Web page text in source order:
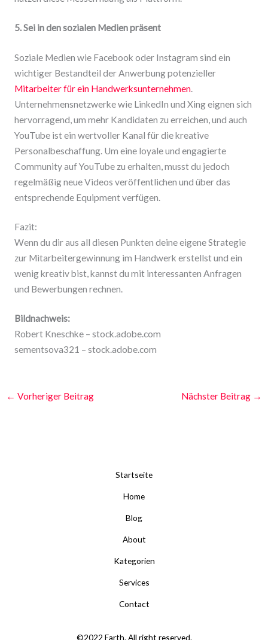
5. Sei in den sozialen Medien präsent
Soziale Medien wie Facebook oder Instagram sind ein
wichtiger Bestandteil der Anwerbung potenzieller
Mitarbeiter für ein Handwerksunternehmen.
Unternehmensnetzwerke wie LinkedIn und Xing eignen sich
hervorragend, um mehr Kandidaten zu erreichen, und auch
YouTube ist ein wertvoller Kanal für die kreative
Personalbeschaffung. Um eine loyale und engagierte
Community auf YouTube zu erhalten, musst du jedoch
regelmäßig neue Videos veröffentlichen und über das
entsprechende Equipment verfügen.
Fazit:
Wenn du dir aus all diesen Punkten deine eigene Strategie
zur Mitarbeitergewinnung im Handwerk erstellst und ein
wenig kreativ bist, kannst du mit interessanten Anfragen
und Bewerbungen rechnen.
Bildnachweis:
Robert Kneschke – stock.adobe.com
sementsova321 – stock.adobe.com
← Vorheriger Beitrag Nächster Beitrag →
Startseite
Home
Blog
About
Kategorien
Services
Contact
©2022 Earth. All right reserved.